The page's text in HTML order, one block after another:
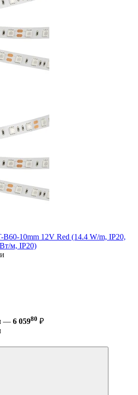
B60-10mm 12V Red (14.4 W/m, IP20,
м, IP20)
— 6 05980 ₽